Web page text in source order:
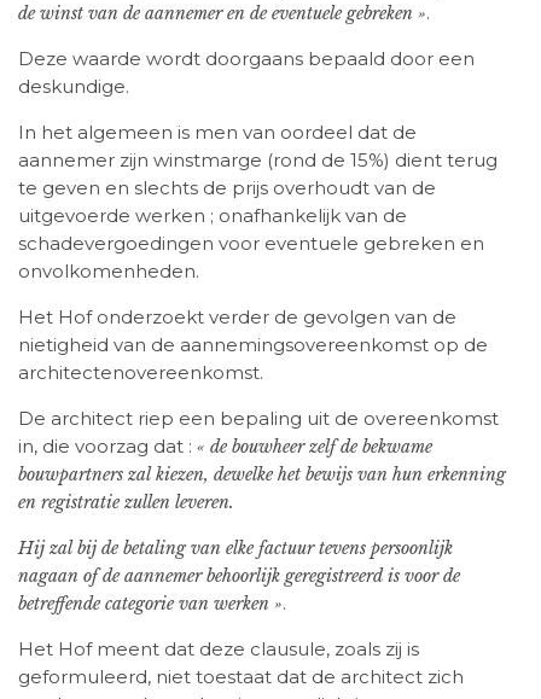
de winst van de aannemer en de eventuele gebreken ».
Deze waarde wordt doorgaans bepaald door een
deskundige.
In het algemeen is men van oordeel dat de
aannemer zijn winstmarge (rond de 15%) dient terug
te geven en slechts de prijs overhoudt van de
uitgevoerde werken ; onafhankelijk van de
schadevergoedingen voor eventuele gebreken en
onvolkomenheden.
Het Hof onderzoekt verder de gevolgen van de
nietigheid van de aannemingsovereenkomst op de
architectenovereenkomst.
De architect riep een bepaling uit de overeenkomst
in, die voorzag dat : « de bouwheer zelf de bekwame
bouwpartners zal kiezen, dewelke het bewijs van hun erkenning
en registratie zullen leveren.
Hij zal bij de betaling van elke factuur tevens persoonlijk
nagaan of de aannemer behoorlijk geregistreerd is voor de
betreffende categorie van werken ».
Het Hof meent dat deze clausule, zoals zij is
geformuleerd, niet toestaat dat de architect zich